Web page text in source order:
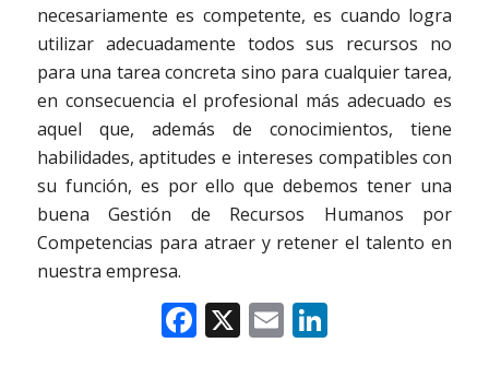
necesariamente es competente, es cuando logra
utilizar adecuadamente todos sus recursos no
para una tarea concreta sino para cualquier tarea,
en consecuencia el profesional más adecuado es
aquel que, además de conocimientos, tiene
habilidades, aptitudes e intereses compatibles con
su función, es por ello que debemos tener una
buena Gestión de Recursos Humanos por
Competencias para atraer y retener el talento en
nuestra empresa.
Facebook
X EmailLinkedIn